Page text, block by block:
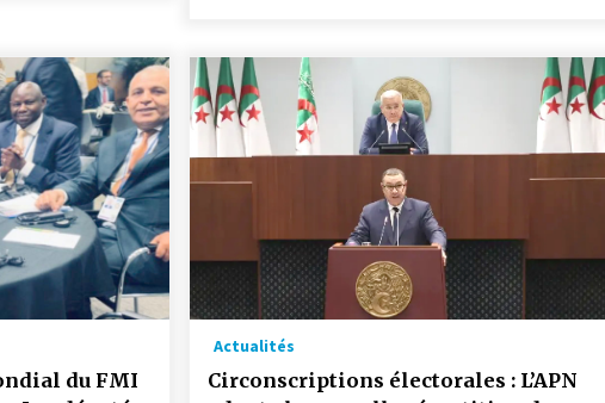
du FMI
Actualités
Circonscriptions électorales : L’APN